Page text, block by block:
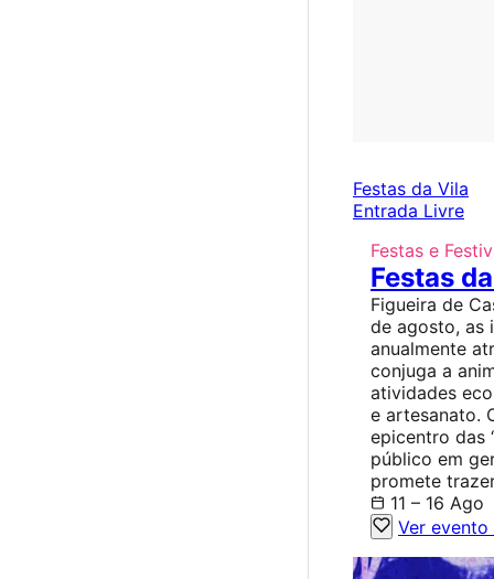
Festas da Vila
Entrada Livre
Festas e
Festas
Figueira de
de agosto, as
anualmente
conjuga a
atividades
e artesanato.
epicentro das
público em
promete
11 – 16 Ago
Ver